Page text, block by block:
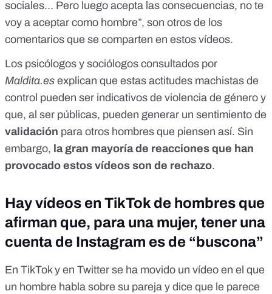
sociales… Pero luego acepta las consecuencias, no te
voy a aceptar como hombre”, son otros de los
comentarios que se comparten en estos vídeos.
Los psicólogos y sociólogos consultados por
Maldita.es explican que estas actitudes machistas de
control pueden ser indicativos de violencia de género y
que, al ser públicas, pueden generar un sentimiento de
validación para otros hombres que piensen así. Sin
embargo, la gran mayoría de reacciones que han
provocado estos vídeos son de rechazo.
Hay vídeos en TikTok de hombres que
afirman que, para una mujer, tener una
cuenta de Instagram es de “buscona”
En TikTok y en Twitter se ha movido un vídeo en el que
un hombre habla sobre su pareja y dice que le parece